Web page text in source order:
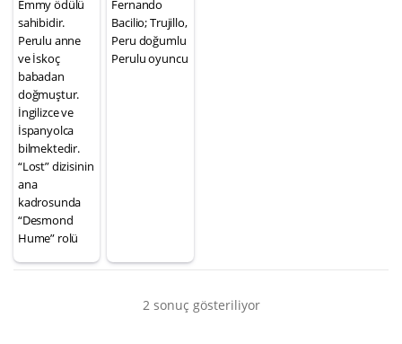
Emmy ödülü
sahibidir.
Perulu anne
ve İskoç
babadan
doğmuştur.
İngilizce ve
İspanyolca
bilmektedir.
“Lost” dizisinin
ana
kadrosunda
“Desmond
Hume” rolü
Fernando
Bacilio; Trujillo,
Peru doğumlu
Perulu oyuncu
2 sonuç gösteriliyor